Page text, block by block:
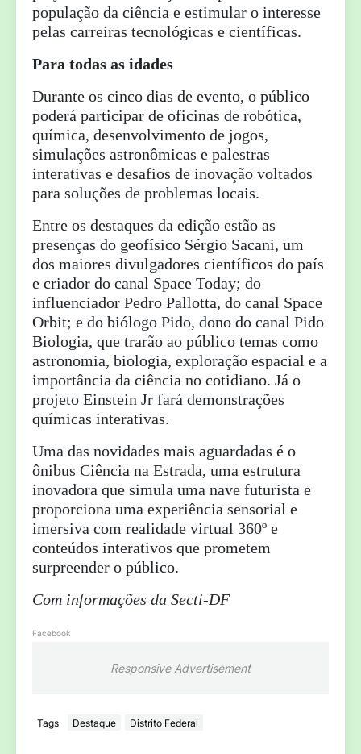
população da ciência e estimular o interesse
pelas carreiras tecnológicas e científicas.
Para todas as idades
Durante os cinco dias de evento, o público
poderá participar de oficinas de robótica,
química, desenvolvimento de jogos,
simulações astronômicas e palestras
interativas e desafios de inovação voltados
para soluções de problemas locais.
Entre os destaques da edição estão as
presenças do geofísico Sérgio Sacani, um
dos maiores divulgadores científicos do país
e criador do canal Space Today; do
influenciador Pedro Pallotta, do canal Space
Orbit; e do biólogo Pido, dono do canal Pido
Biologia, que trarão ao público temas como
astronomia, biologia, exploração espacial e a
importância da ciência no cotidiano. Já o
projeto Einstein Jr fará demonstrações
químicas interativas.
Uma das novidades mais aguardadas é o
ônibus Ciência na Estrada, uma estrutura
inovadora que simula uma nave futurista e
proporciona uma experiência sensorial e
imersiva com realidade virtual 360º e
conteúdos interativos que prometem
surpreender o público.
Com informações da Secti-DF
Facebook
Responsive Advertisement
Tags Destaque Distrito Federal